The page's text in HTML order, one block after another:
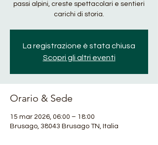
passi alpini, creste spettacolari e sentieri
carichi di storia.
La registrazione è stata chiusa
Scopri gli altri eventi
Orario & Sede
15 mar 2026, 06:00 – 18:00
Brusago, 38043 Brusago TN, Italia